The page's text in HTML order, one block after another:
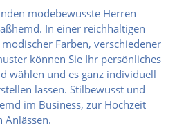
modebewusste Herren
In einer reichhaltigen
Farben, verschiedener
können Sie Ihr persönliches
wählen und es ganz individuell
lassen. Stilbewusst und
im Business, zur Hochzeit
Anlässen.